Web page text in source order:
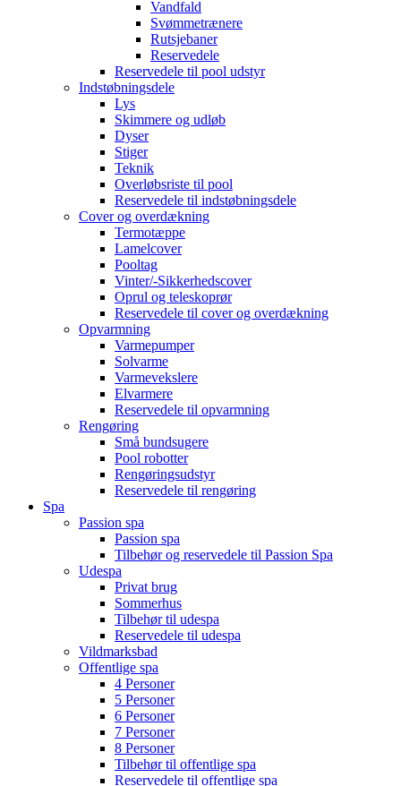
Vandfald
Svømmetrænere
Rutsjebaner
Reservedele
Reservedele til pool udstyr
Indstøbningsdele
Lys
Skimmere og udløb
Dyser
Stiger
Teknik
Overløbsriste til pool
Reservedele til indstøbningsdele
Cover og overdækning
Termotæppe
Lamelcover
Pooltag
Vinter/-Sikkerhedscover
Oprul og teleskoprør
Reservedele til cover og overdækning
Opvarmning
Varmepumper
Solvarme
Varmevekslere
Elvarmere
Reservedele til opvarmning
Rengøring
Små bundsugere
Pool robotter
Rengøringsudstyr
Reservedele til rengøring
Spa
Passion spa
Passion spa
Tilbehør og reservedele til Passion Spa
Udespa
Privat brug
Sommerhus
Tilbehør til udespa
Reservedele til udespa
Vildmarksbad
Offentlige spa
4 Personer
5 Personer
6 Personer
7 Personer
8 Personer
Tilbehør til offentlige spa
Reservedele til offentlige spa